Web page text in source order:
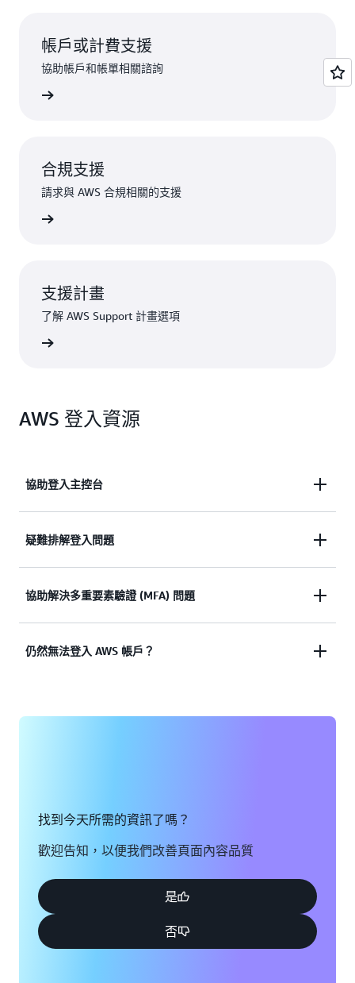
帳戶或計費支援
協助帳戶和帳單相關諮詢
合規支援
請求與 AWS 合規相關的支援
支援計畫
了解 AWS Support 計畫選項
AWS 登入資源
協助登入主控台
需要協助登入 AWS 管理主控台嗎？
疑難排解登入問題
嘗試登入，但憑證無效？ 或者沒有憑證來存取 AWS
檢視解決方案
協助解決多重要素驗證 (MFA) 問題
多重因素驗證 (MFA) 裝置遺失或無法使用
仍然無法登入 AWS 帳戶？
找到今天所需的資訊了嗎？
歡迎告知，以便我們改善頁面內容品質
是
否